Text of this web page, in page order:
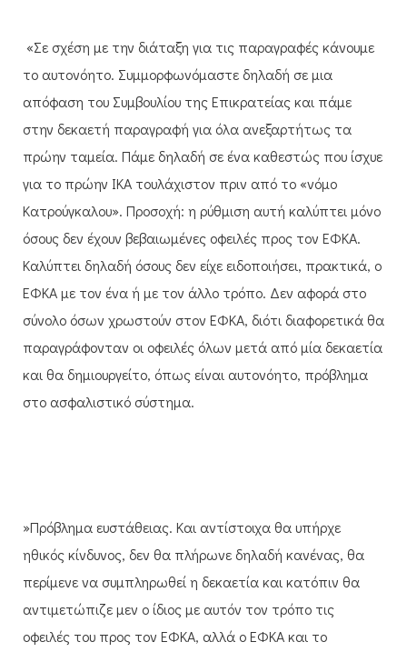
«Σε σχέση με την διάταξη για τις παραγραφές κάνουμε
το αυτονόητο. Συμμορφωνόμαστε δηλαδή σε μια
απόφαση του Συμβουλίου της Επικρατείας και πάμε
στην δεκαετή παραγραφή για όλα ανεξαρτήτως τα
πρώην ταμεία. Πάμε δηλαδή σε ένα καθεστώς που ίσχυε
για το πρώην ΙΚΑ τουλάχιστον πριν από το «νόμο
Κατρούγκαλου». Προσοχή: η ρύθμιση αυτή καλύπτει μόνο
όσους δεν έχουν βεβαιωμένες οφειλές προς τον ΕΦΚΑ.
Καλύπτει δηλαδή όσους δεν είχε ειδοποιήσει, πρακτικά, ο
ΕΦΚΑ με τον ένα ή με τον άλλο τρόπο. Δεν αφορά στο
σύνολο όσων χρωστούν στον ΕΦΚΑ, διότι διαφορετικά θα
παραγράφονταν οι οφειλές όλων μετά από μία δεκαετία
και θα δημιουργείτο, όπως είναι αυτονόητο, πρόβλημα
στο ασφαλιστικό σύστημα.
»Πρόβλημα ευστάθειας. Και αντίστοιχα θα υπήρχε
ηθικός κίνδυνος, δεν θα πλήρωνε δηλαδή κανένας, θα
περίμενε να συμπληρωθεί η δεκαετία και κατόπιν θα
αντιμετώπιζε μεν ο ίδιος με αυτόν τον τρόπο τις
οφειλές του προς τον ΕΦΚΑ, αλλά ο ΕΦΚΑ και το